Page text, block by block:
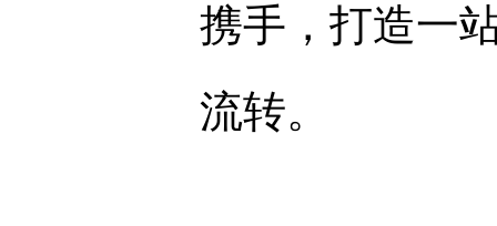
携手，打造一
流转。